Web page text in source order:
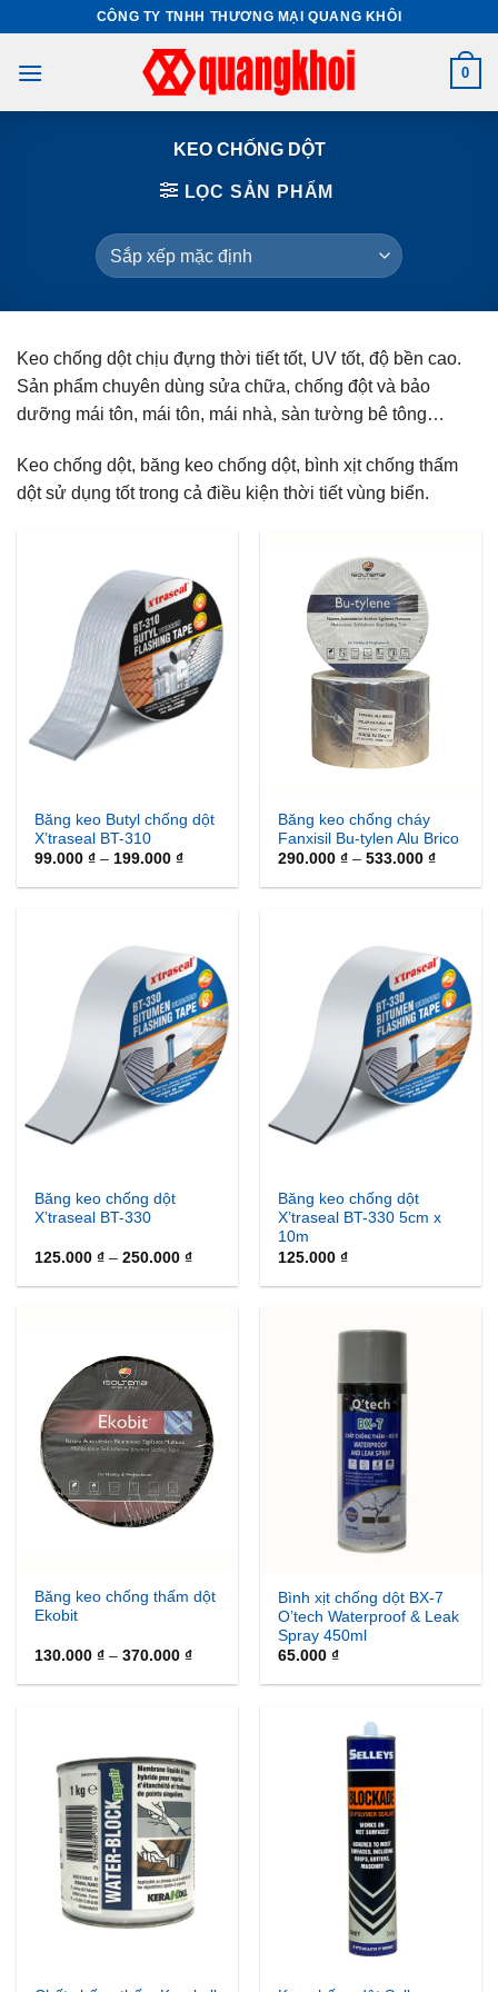
content
CÔNG TY TNHH THƯƠNG MẠI QUANG KHÔI
0
KEO CHỐNG DỘT
LỌC SẢN PHẨM
Keo chống dột chịu đựng thời tiết tốt, UV tốt, độ bền cao.
Sản phẩm chuyên dùng sửa chữa, chống đột và bảo
dưỡng mái tôn, mái tôn, mái nhà, sàn tường bê tông…
Keo chống dột, băng keo chống dột, bình xịt chống thấm
dột sử dụng tốt trong cả điều kiện thời tiết vùng biển.
Băng keo Butyl chống dột
X’traseal BT-310
99.000₫ – 199.000₫Khoảng
từ
Băng keo chống cháy
Fanxisil Bu-tylen Alu Brico
290.000₫ – 533.000₫Khoảng
từ
Băng keo chống dột
X’traseal BT-330
125.000₫ – 250.000₫Khoảng
từ
Băng keo chống dột
X’traseal BT-330 5cm x
10m
125.000₫
Băng keo chống thấm dột
Ekobit
130.000₫ – 370.000₫Khoảng
từ
Bình xịt chống dột BX-7
O’tech Waterproof & Leak
Spray 450ml
65.000₫